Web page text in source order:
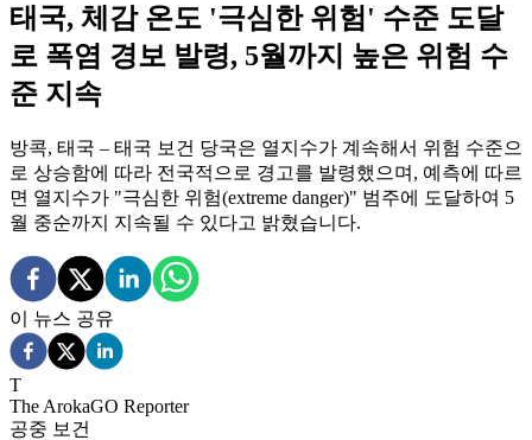
태국, 체감 온도 '극심한 위험' 수준 도달
로 폭염 경보 발령, 5월까지 높은 위험 수
준 지속
방콕, 태국 – 태국 보건 당국은 열지수가 계속해서 위험 수준으
로 상승함에 따라 전국적으로 경고를 발령했으며, 예측에 따르
면 열지수가 "극심한 위험(extreme danger)" 범주에 도달하여 5
월 중순까지 지속될 수 있다고 밝혔습니다.
이 뉴스 공유
T
The ArokaGO Reporter
공중 보건